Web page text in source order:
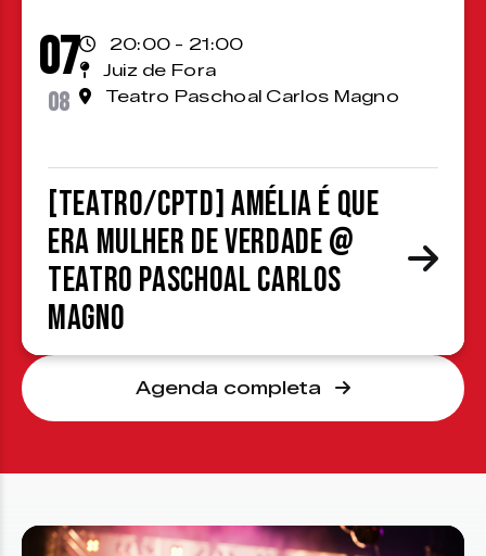
07
08
20:00 - 21:00
Juiz de Fora
Teatro Paschoal Carlos Magno
[TEATRO/CPTD] Amélia é que
era mulher de verdade @
Teatro Paschoal Carlos
Magno
Agenda completa